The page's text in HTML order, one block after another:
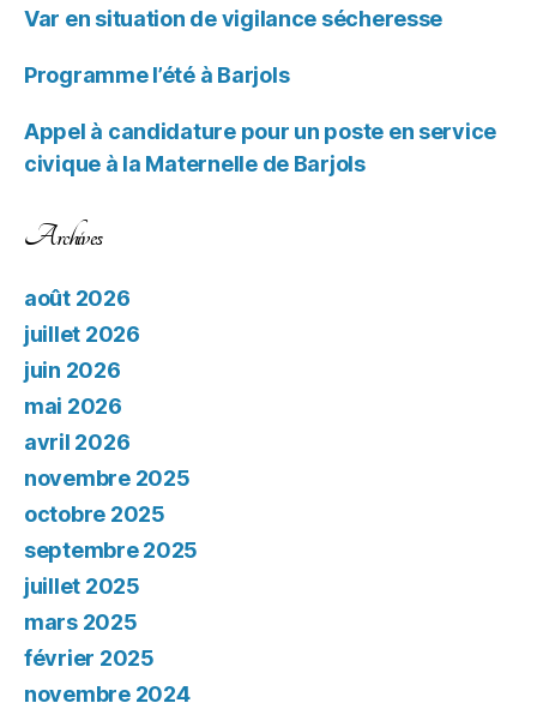
Var en situation de vigilance sécheresse
Programme l’été à Barjols
Appel à candidature pour un poste en service
civique à la Maternelle de Barjols
Archives
août 2026
juillet 2026
juin 2026
mai 2026
avril 2026
novembre 2025
octobre 2025
septembre 2025
juillet 2025
mars 2025
février 2025
novembre 2024